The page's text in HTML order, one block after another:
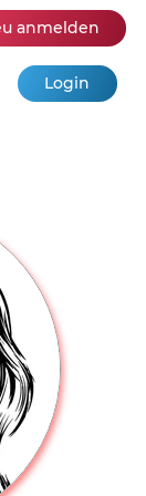
anmelden
Login